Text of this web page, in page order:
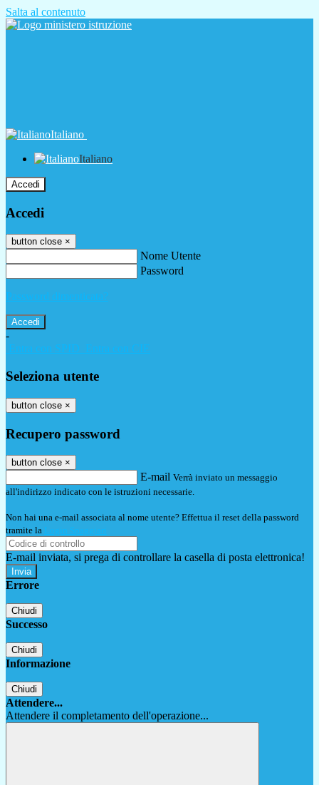
Salta al contenuto
Italiano
Italiano
Accedi
Accedi
button close ×
Nome Utente
Password
Password dimenticata?
-
Entra con SPID
Entra con CIE
Seleziona utente
button close ×
Recupero password
button close ×
E-mail Verrà inviato un messaggio
all'indirizzo indicato con le istruzioni necessarie.
Non hai una e-mail associata al nome utente? Effettua il reset della password
tramite la Login Spaggiari
E-mail inviata, si prega di controllare la casella di posta elettronica!
Errore
Chiudi
Successo
Chiudi
Informazione
Chiudi
Attendere...
Attendere il completamento dell'operazione...